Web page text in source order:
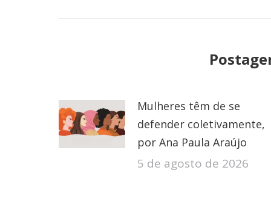
Mulheres têm de se
defender coletivamente,
por Ana Paula Araújo
5 de agosto de 2026